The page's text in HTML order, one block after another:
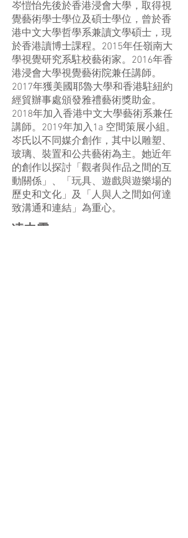
岑愷怡先後於香港浸會大學，取得視
覺藝術學士學位及碩士學位，曾於香
港中文大學哲學系兼讀文學碩士，現
於香港讀博士課程。2015年任嶺南大
學視覺研究系駐校藝術家。2016年香
港浸會大學視覺藝術院兼任講師。
2017年獲美國耶魯大學和香港駐紐約
經貿辦事處頒發雅禮藝術獎助金。
2018年加入香港中文大學藝術系兼任
講師。2019年加入1a 空間策展小組。
岑氏以不同媒介創作，其中以雕塑、
玻璃、裝置和公共藝術為主。她近年
的創作以探討「觀者與作品之間的互
動關係」、「玩具、遊戲與遊樂場的
歷史和文化」及「人與人之間如何達
致溝通和連結」為重心。
凌中雲